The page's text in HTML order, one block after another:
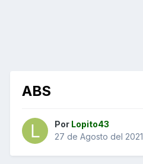
ABS
Por Lopito43
27 de Agosto del 2021